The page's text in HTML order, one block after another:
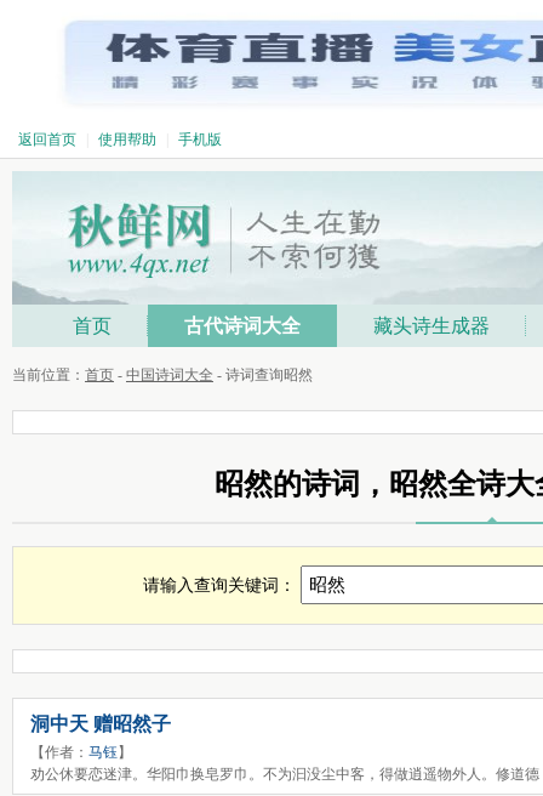
返回首页 使用帮助 手机版
昭然诗词，昭然古诗查询，昭然全诗，昭然诗句全集
首页 古代诗词大全 藏头诗生成器
当前位置： 首页 - 中国诗词大全 - 诗词查询昭然
昭然的诗词，昭然全诗
请输入查询关键词：
洞中天 赠昭然子
【作者： 马钰】
劝公休要恋迷津。华阳巾换皂罗巾。不为汩没尘中客，得做逍遥物外人。修道